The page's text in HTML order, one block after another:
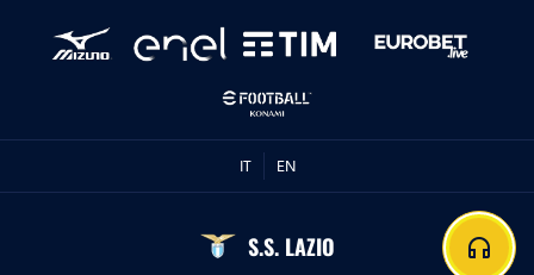
IT EN
S.S. LAZIO headphones